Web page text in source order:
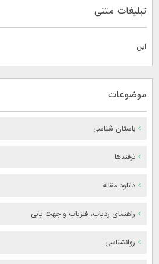
تبلیغات متنی
این
موضوعات
باستان شناسی
ترفندها
دانلود مقاله
راهنمای ردیاب، فلزیاب و جهت یابی
روانشناسی